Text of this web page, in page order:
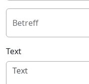
Betreff
Text